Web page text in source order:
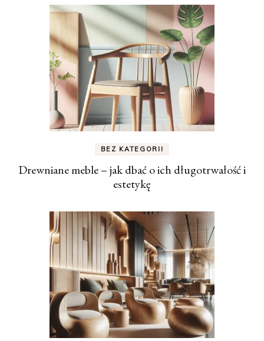
BEZ KATEGORII
Drewniane meble – jak dbać o ich długotrwałość i
estetykę